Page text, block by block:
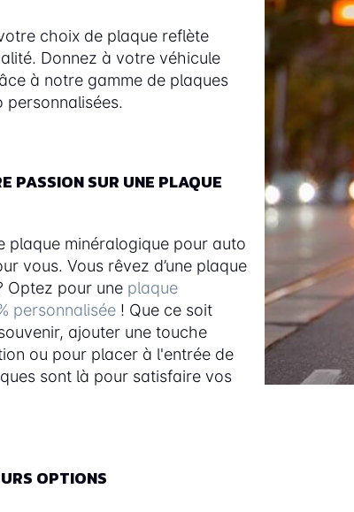
choix de plaque reflète
Donnez à votre véhicule
à notre gamme de plaques
personnalisées.
PASSION SUR UNE PLAQUE
plaque minéralogique pour auto
vous. Vous rêvez d’une plaque
Optez pour une plaque
personnalisée ! Que ce soit
ajouter une touche
ou pour placer à l'entrée de
sont là pour satisfaire vos
OPTIONS